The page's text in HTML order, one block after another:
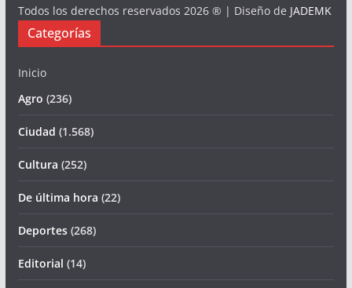
Todos los derechos reservados 2026 ® | Diseño de JADEMK
Categorías
Inicio
Agro (236)
Ciudad (1.568)
Cultura (252)
De última hora (22)
Deportes(268)
Editorial (14)